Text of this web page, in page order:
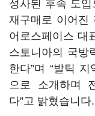
성사된 후속 도
재구매로 이어진
어로스페이스 대
스토니아의 국방
한다”며 “발틱
으로 소개하며
다”고 밝혔습니다.